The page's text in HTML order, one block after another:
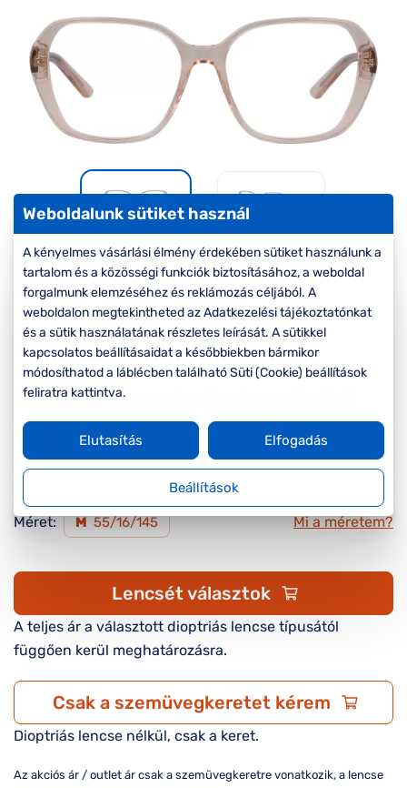
minden
szemüvegekre
Seen Belépőár
ajánlat
-50%
Korábbi ár: 22.000 Ft
Akciós ár: 11.000 Ft
A feltűntetett ár a szemüvegkeretre vonatkozik.
Készleten
Online megvásárolható
Méret: M 55/16/145 Mi a méretem?
Lencsét választok
A teljes ár a választott dioptriás lencse típusától
függően kerül meghatározásra.
Csak a szemüvegkeretet kérem
Dioptriás lencse nélkül, csak a keret.
Az akciós ár / outlet ár csak a szemüvegkeretre vonatkozik, a lencse
Weboldalunk sütiket használ
A kényelmes vásárlási élmény érdekében sütiket használunk a
tartalom és a közösségi funkciók biztosításához, a weboldal
forgalmunk elemzéséhez és reklámozás céljából. A
weboldalon megtekintheted az Adatkezelési tájékoztatónkat
és a sütik használatának részletes leírását. A sütikkel
kapcsolatos beállításaidat a későbbiekben bármikor
módosíthatod a láblécben található Süti (Cookie) beállítások
feliratra kattintva.
Beállítások
Elutasítás Elfogadás